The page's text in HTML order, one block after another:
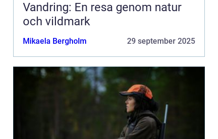
Vandring: En resa genom natur
och vildmark
Mikaela Bergholm 29 september 2025